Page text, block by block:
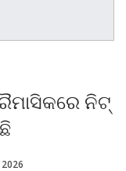
ନିଟ୍
2026